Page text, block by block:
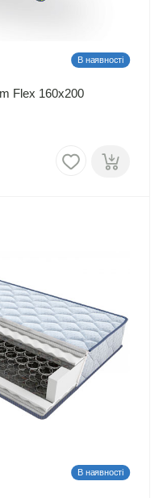
В наявності
Flex 160х200
В наявності